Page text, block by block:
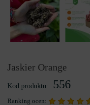
Jaskier Orange
Kod produktu: 556
Ranking ocen: